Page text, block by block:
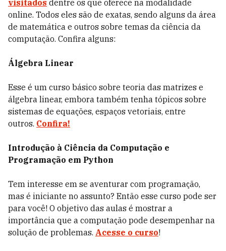
visitados dentre os que oferece na modalidade
online. Todos eles são de exatas, sendo alguns da área
de matemática e outros sobre temas da ciência da
computação. Confira alguns:
Álgebra Linear
Esse é um curso básico sobre teoria das matrizes e
álgebra linear, embora também tenha tópicos sobre
sistemas de equações, espaços vetoriais, entre
outros. Confira!
Introdução à Ciência da Computação e
Programação em Python
Tem interesse em se aventurar com programação,
mas é iniciante no assunto? Então esse curso pode ser
para você! O objetivo das aulas é mostrar a
importância que a computação pode desempenhar na
solução de problemas. Acesse o curso!